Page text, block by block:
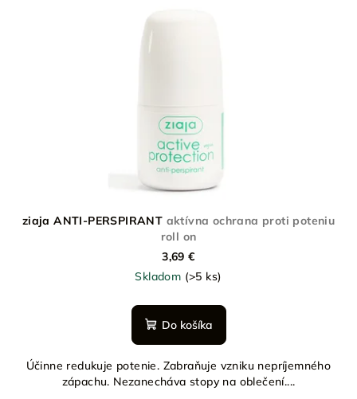
ziaja ANTI-PERSPIRANT aktívna ochrana proti poteniu
roll on
3,69 €
Skladom (>5 ks)
Do košíka
Účinne redukuje potenie. Zabraňuje vzniku nepríjemného
zápachu. Nezanecháva stopy na oblečení....